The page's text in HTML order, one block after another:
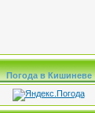
Погода в Кишиневе